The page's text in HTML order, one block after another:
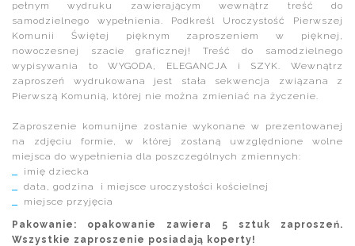
pełnym wydruku zawierającym wewnątrz treść do
samodzielnego wypełnienia. Podkreśl Uroczystość Pierwszej
Komunii Świętej pięknym zaproszeniem w pięknej,
nowoczesnej szacie graficznej! Treść do samodzielnego
wypisywania to WYGODA, ELEGANCJA i SZYK. Wewnątrz
zaproszeń wydrukowana jest stała sekwencja związana z
Pierwszą Komunią, której nie można zmieniać na życzenie.
Zaproszenie komunijne zostanie wykonane w prezentowanej
na zdjęciu formie, w której zostaną uwzględnione wolne
miejsca do wypełnienia dla poszczególnych zmiennych:
imię dziecka
data, godzina i miejsce uroczystości kościelnej
miejsce przyjęcia
Pakowanie: opakowanie zawiera 5 sztuk zaproszeń.
Wszystkie zaproszenie posiadają koperty!